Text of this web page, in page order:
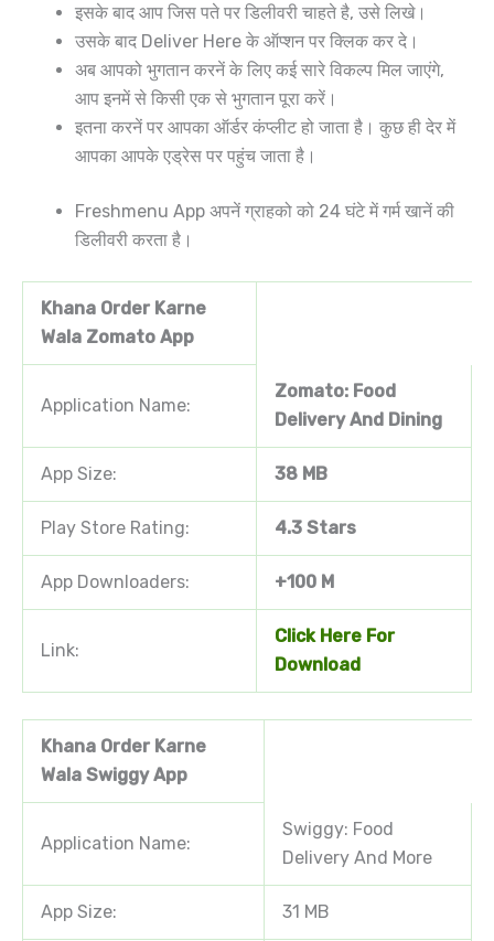
इसके बाद आप जिस पते पर डिलीवरी चाहते है, उसे लिखे।
उसके बाद Deliver Here के ऑप्शन पर क्लिक कर दे।
अब आपको भुगतान करनें के लिए कई सारे विकल्प मिल जाएंगे,
आप इनमें से किसी एक से भुगतान पूरा करें।
इतना करनें पर आपका ऑर्डर कंप्लीट हो जाता है। कुछ ही देर में
आपका आपके एड्रेस पर पहुंच जाता है।
Freshmenu App अपनें ग्राहको को 24 घंटे में गर्म खानें की
डिलीवरी करता है।
Khana Order Karne
Wala Zomato App
Application Name:
Zomato: Food
Delivery And Dining
App Size: 38 MB
Play Store Rating: 4.3 Stars
App Downloaders: +100 M
Link:
Click Here For
Download
Khana Order Karne
Wala Swiggy App
Application Name:
Swiggy: Food
Delivery And More
App Size: 31 MB